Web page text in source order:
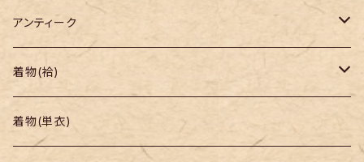
アンティーク
着物
帯
着物(袷)
小紋
着物(単衣)